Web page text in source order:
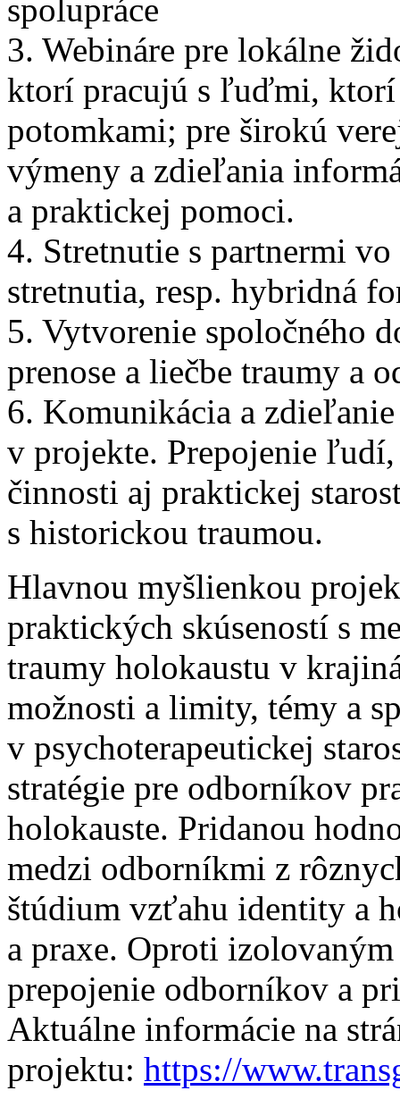
spolupráce
3. Webináre pre lokálne
ktorí pracujú s ľuďmi,
potomkami; pre širokú
výmeny a zdieľania
a praktickej pomoci.
4. Stretnutie s partnermi
stretnutia, resp. hybridná
5. Vytvorenie spoločného
prenose a liečbe traumy a
6. Komunikácia a
v projekte. Prepojenie
činnosti aj praktickej
s historickou traumou.
Hlavnou myšlienkou
praktických skúseností s
traumy holokaustu v
možnosti a limity, témy a
v psychoterapeutickej
stratégie pre odborníkov
holokauste. Pridanou
medzi odborníkmi z
štúdium vzťahu identity a
a praxe. Oproti
prepojenie odborníkov a
Aktuálne informácie na
projektu: https://